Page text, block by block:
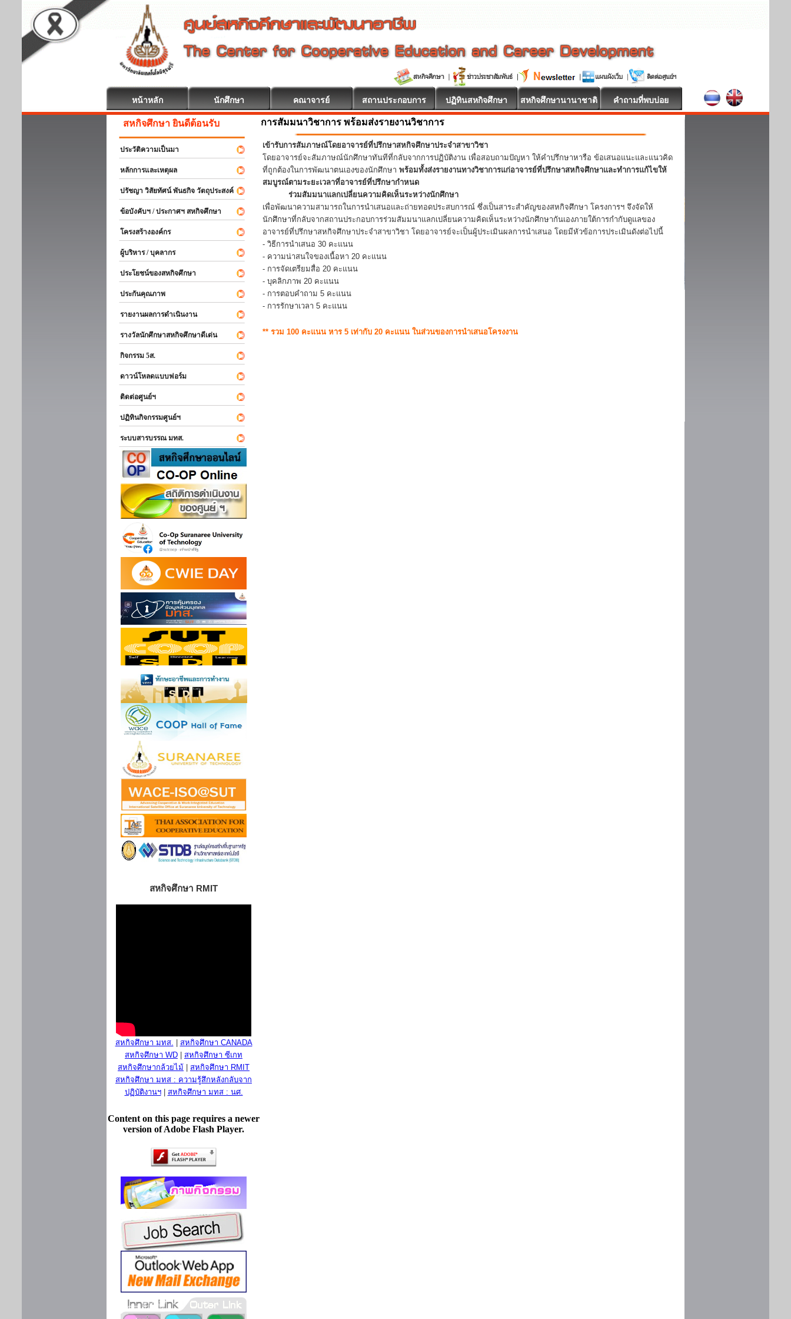
หน้าหลัก นักศึกษา คณาจารย์ สถานประกอบการ ปฏิทินสหกิจศึกษา สหกิจศึกษานานาชาติ คำถามที่พบบ่อย
สหกิจศึกษา ยินดีต้อนรับ
ประวัติความเป็นมา
หลักการและเหตุผล
ปรัชญา วิสัยทัศน์ พันธกิจ วัตถุประสงค์
ข้อบังคับฯ / ประกาศฯ สหกิจศึกษา
โครงสร้างองค์กร
ผู้บริหาร / บุคลากร
ประโยชน์ของสหกิจศึกษา
ประกันคุณภาพ
รายงานผลการดำเนินงาน
รางวัลนักศึกษาสหกิจศึกษาดีเด่น
กิจกรรม 5ส.
ดาวน์โหลดแบบฟอร์ม
ติดต่อศูนย์ฯ
ปฏิทินกิจกรรมศูนย์ฯ
ระบบสารบรรณ มทส.
สหกิจศึกษา RMIT
สหกิจศึกษา มทส.
สหกิจศึกษา CANADA
สหกิจศึกษา WD
สหกิจศึกษา ซีเกท
สหกิจศึกษากล้วยไม้
สหกิจศึกษา RMIT
สหกิจศึกษา มทส : ความรู้สึกหลังกลับจาก
ปฏิบัติงานฯ| สหกิจศึกษา มทส : นศ.
Content on this page requires a newer
version of Adobe Flash Player.
การสัมมนาวิชาการ พร้อมส่งรายงานวิชาการ
เข้ารับการสัมภาษณ์โดยอาจารย์ที่ปรึกษาสหกิจศึกษาประจำสาขาวิชา
โดยอาจารย์จะสัมภาษณ์นักศึกษาทันทีที่กลับจากการปฏิบัติงาน เพื่อสอบถามปัญหา ให้คำปรึกษาหารือ ข้อเสนอแนะและแนวคิด
ที่ถูกต้องในการพัฒนาตนเองของนักศึกษา พร้อมทั้งส่งรายงานทางวิชาการแก่อาจารย์ที่ปรึกษาสหกิจศึกษาและทำการแก้ไขให้
สมบูรณ์ตามระยะเวลาที่อาจารย์ที่ปรึกษากำหนด
ร่วมสัมมนาแลกเปลี่ยนความคิดเห็นระหว่างนักศึกษา
เพื่อพัฒนาความสามารถในการนำเสนอและถ่ายทอดประสบการณ์ ซึ่งเป็นสาระสำคัญของสหกิจศึกษา โครงการฯ จึงจัดให้
นักศึกษาที่กลับจากสถานประกอบการร่วมสัมมนาแลกเปลี่ยนความคิดเห็นระหว่างนักศึกษากันเองภายใต้การกำกับดูแลของ
อาจารย์ที่ปรึกษาสหกิจศึกษาประจำสาขาวิชา โดยอาจารย์จะเป็นผู้ประเมินผลการนำเสนอ โดยมีหัวข้อการประเมินดังต่อไปนี้
- วิธีการนำเสนอ 30 คะแนน
- ความน่าสนใจของเนื้อหา 20 คะแนน
- การจัดเตรียมสื่อ 20 คะแนน
- บุคลิกภาพ 20 คะแนน
- การตอบคำถาม 5 คะแนน
- การรักษาเวลา 5 คะแนน
** รวม 100 คะแนน หาร 5 เท่ากับ 20 คะแนน ในส่วนของการนำเสนอโครงงาน